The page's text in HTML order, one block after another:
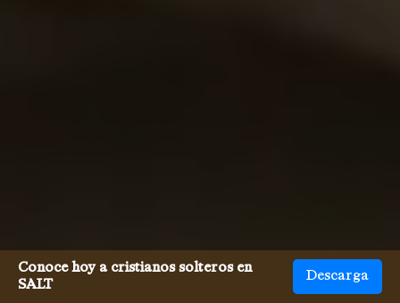
Conoce hoy a cristianos solteros en
SALT
Descarga